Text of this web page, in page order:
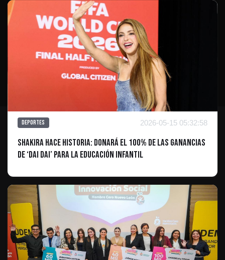
Deportes 2026-05-15 05:32:58
Shakira hace historia: Donará el 100% de las ganancias
de ‘Dai Dai’ para la educación infantil